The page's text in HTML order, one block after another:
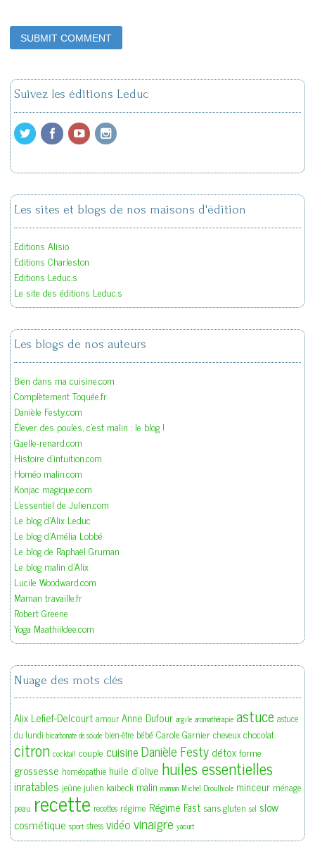
Suivez les éditions Leduc
Les sites et blogs de nos maisons d'édition
Editions Alisio
Editions Charleston
Editions Leduc.s
Le site des éditions Leduc.s
Les blogs de nos auteurs
Bien dans ma cuisine.com
Complètement Toquée.fr
Danièle Festy.com
Élever des poules, c'est malin : le blog !
Gaelle-renard.com
Histoire d'intuition.com
Homéo malin.com
Konjac magique.com
L'essentiel de Julien.com
Le blog d'Alix Leduc
Le blog d'Amélia Lobbé
Le blog de Raphaël Gruman
Le blog malin d'Alix
Lucile Woodward.com
Maman travaille.fr
Robert Greene
Yoga Maathiildee.com
Nuage des mots clés
Alix Lefief-Delcourt amour Anne Dufour argile aromathérapie astuce astuce
du lundi bicarbonate de soude bien-être bébé Carole Garnier cheveux chocolat
citron cocktail couple cuisineDanièle Festy détoxforme
grossesse homéopathie huile d'olive huiles essentielles
inratables jeûne julien kaibeck malin maman Michel Droulhiole minceur ménage
peau recette recettes régime Régime Fast sans gluten sel slow
cosmétique sport stress vidéovinaigre yaourt